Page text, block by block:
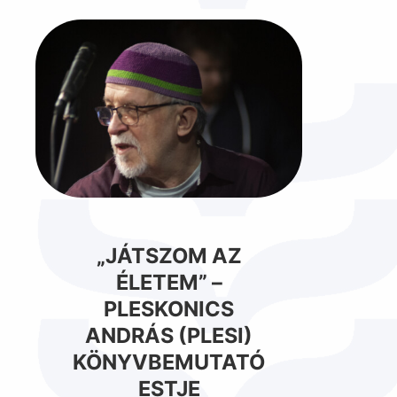
„JÁTSZOM AZ
ÉLETEM” –
PLESKONICS
ANDRÁS (PLESI)
KÖNYVBEMUTATÓ
ESTJE